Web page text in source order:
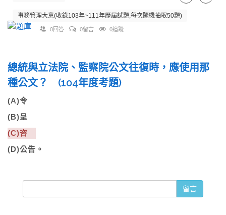
事務管理大意(收錄103年~111年歷屆試題,每次隨機抽取50題)
0回答 0留言 0追蹤
總統與立法院、監察院公文往復時，應使用那
種公文？ (104年度考題)
(A)令
(B)呈
(C)咨
(D)公告。
留言